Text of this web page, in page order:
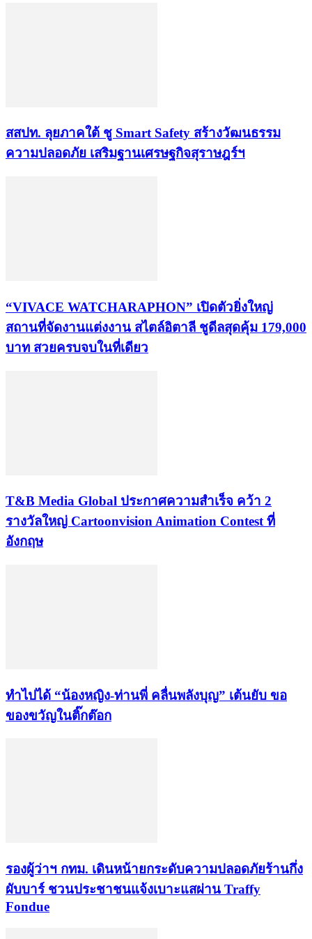
​สสปท. ลุยภาคใต้ ชู Smart Safety สร้างวัฒนธรรม
ความปลอดภัย เสริมฐานเศรษฐกิจสุราษฎร์ฯ
“VIVACE WATCHARAPHON” เปิดตัวยิ่งใหญ่
สถานที่จัดงานแต่งงาน สไตล์อิตาลี ชูดีลสุดคุ้ม 179,000
บาท สวยครบจบในที่เดียว
​T&B Media Global ประกาศความสำเร็จ คว้า 2
รางวัลใหญ่ Cartoonvision Animation Contest ที่
อังกฤษ
ทำไปได้ “น้องหญิง-ท่านพี่ คลื่นพลังบุญ” เต้นยับ ขอ
ของขวัญในติ๊กต๊อก
รองผู้ว่าฯ กทม. เดินหน้ายกระดับความปลอดภัยร้านกึ่ง
ผับบาร์ ชวนประชาชนแจ้งเบาะแสผ่าน Traffy
Fondue